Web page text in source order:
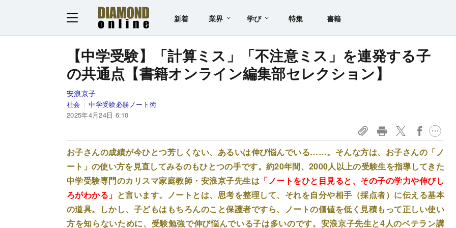
新着 業界 学び 特集 書籍
【中学受験】「計算ミス」「不注意ミス」を連発する子
の共通点【書籍オンライン編集部セレクション】
安浪京子
社会
中学受験必勝ノート術
2025年4月24日 6:10
お子さんの成績が今ひとつ芳しくない、あるいは伸び悩んでいる……。そんな方は、お子さんの「ノ
ート」の使い方を見直してみるのもひとつの手です。約20年間、2000人以上の受験生を指導してきた
中学受験専門のカリスマ家庭教師・安浪京子先生は 「ノートをひと目見ると、その子の学力や伸びし
ろがわかる」 と言います。ノートとは、思考を整理して、それを自分や相手（採点者）に伝える基本
の道具。しかし、子どもはもちろんのこと保護者ですら、ノートの価値を低く見積もって正しい使い
方を知らないために、受験勉強で伸び悩んでいる子は多いのです。安浪京子先生と4人のベテラン講